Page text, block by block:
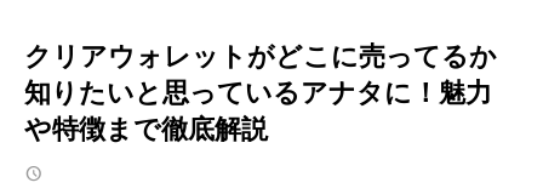
クリアウォレットがどこに売ってるか
知りたいと思っているアナタに！魅力
や特徴まで徹底解説